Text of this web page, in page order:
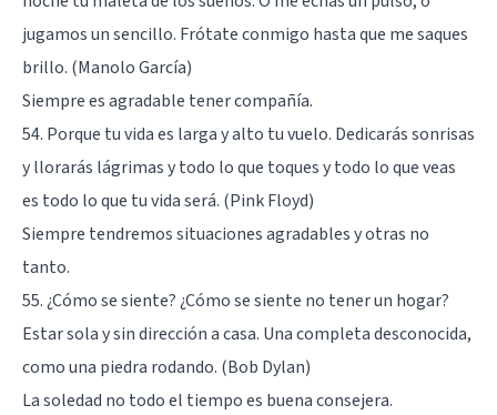
jugamos un sencillo. Frótate conmigo hasta que me saques
brillo. (Manolo García)
Siempre es agradable tener compañía.
54. Porque tu vida es larga y alto tu vuelo. Dedicarás sonrisas
y llorarás lágrimas y todo lo que toques y todo lo que veas
es todo lo que tu vida será. (Pink Floyd)
Siempre tendremos situaciones agradables y otras no
tanto.
55. ¿Cómo se siente? ¿Cómo se siente no tener un hogar?
Estar sola y sin dirección a casa. Una completa desconocida,
como una piedra rodando. (Bob Dylan)
La soledad no todo el tiempo es buena consejera.